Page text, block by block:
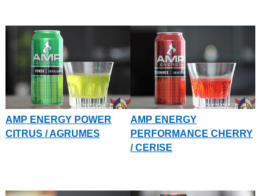
AMP ENERGY POWER
CITRUS / AGRUMES
AMP ENERGY
PERFORMANCE CHERRY
/ CERISE